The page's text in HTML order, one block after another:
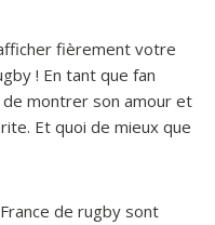
fièrement votre
! En tant que fan
de montrer son amour et
Et quoi de mieux que
de rugby sont